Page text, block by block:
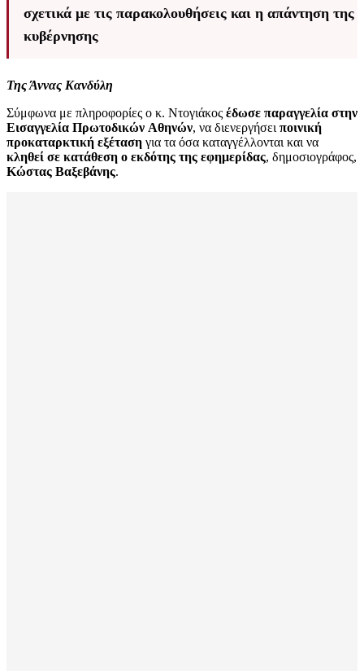
σχετικά με τις παρακολουθήσεις και η απάντηση της
κυβέρνησης
Της Άννας Κανδύλη
Σύμφωνα με πληροφορίες ο κ. Ντογιάκος έδωσε παραγγελία στην
Εισαγγελία Πρωτοδικών Αθηνών, να διενεργήσει ποινική
προκαταρκτική εξέταση για τα όσα καταγγέλλονται και να
κληθεί σε κατάθεση ο εκδότης της εφημερίδας, δημοσιογράφος,
Κώστας Βαξεβάνης.